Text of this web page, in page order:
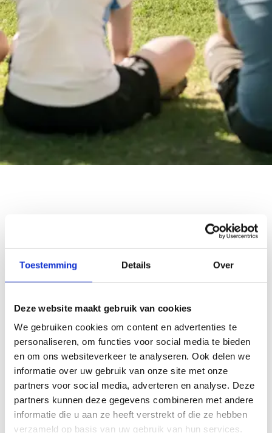
Toestemming Details Over
Deze website maakt gebruik van cookies
We gebruiken cookies om content en advertenties te
personaliseren, om functies voor social media te bieden
en om ons websiteverkeer te analyseren. Ook delen we
informatie over uw gebruik van onze site met onze
partners voor social media, adverteren en analyse. Deze
partners kunnen deze gegevens combineren met andere
informatie die u aan ze heeft verstrekt of die ze hebben
verzameld op basis van uw gebruik van hun services.
Programma
Helaas moeten we dit event uitstellen.
Snuister zeker in ons ruim opleidings- en
bijscholingsaanbod en misschien mogen we je dan wel
snel op één van onze andere activiteiten verwelkomen.